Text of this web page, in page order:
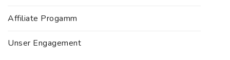
Affiliate Progamm
Unser Engagement